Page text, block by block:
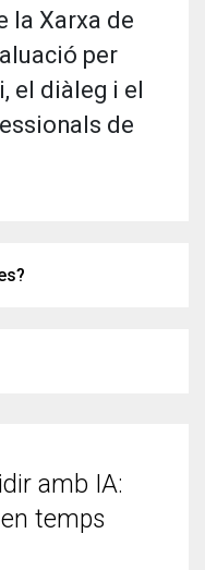
la Xarxa de
per
el diàleg i el
de
amb IA:
temps